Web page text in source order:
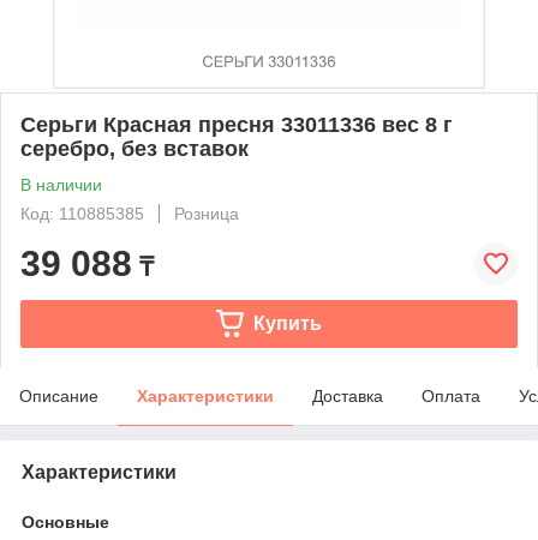
Серьги Красная пресня 33011336 вес 8 г
серебро, без вставок
В наличии
Код: 110885385
Розница
39 088 ₸
Купить
Описание Характеристики Доставка Оплата
Характеристики
Основные